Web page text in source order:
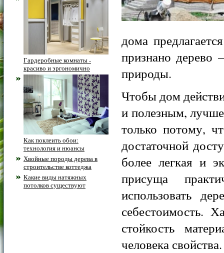
Гардеробные комнаты -
красиво и эргономично
Как поклеить обои:
технология и нюансы
Хвойные породы дерева в
строительстве коттеджа
Какие виды натяжных
потолков существуют
дома
признано дерево
природы.
Чтобы дом
и полезным,
только потому,
достаточной
более легкая и
присуща
использовать
себестоимость.
стойкость
человека свойства.